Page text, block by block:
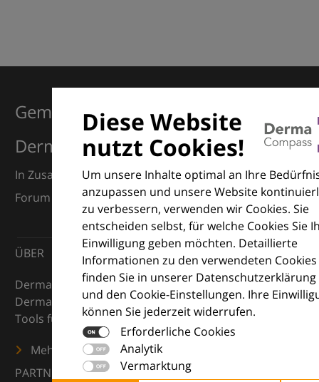
Diese Website
nutzt Cookies!
Um unsere Inhalte optimal an Ihre
anzupassen und unsere Website
zu verbessern, verwenden wir Cookies. Sie
entscheiden selbst, für welche Cookies Sie
Einwilligung geben möchten. Detaillierte
Informationen zu den verwendeten Cookies
finden Sie in unserer Datenschutzerklärung
und den Cookie-Einstellungen. Ihre
können Sie jederzeit widerrufen.
Erforderliche Cookies
Analytik
Vermarktung
Gemeinsam für Exzellenz in der
Dermatologie
In Zusammenarbeit mit dem European Dermatology
Forum (EDF) und Euroderm Excellence
ÜBER
DermaCompass ist Ihr digitaler Kompass für die
Dermatologie – mit Wissen, Bildern und praktischen
Tools für den klinischen Alltag.
Mehr erfahren
PARTNER